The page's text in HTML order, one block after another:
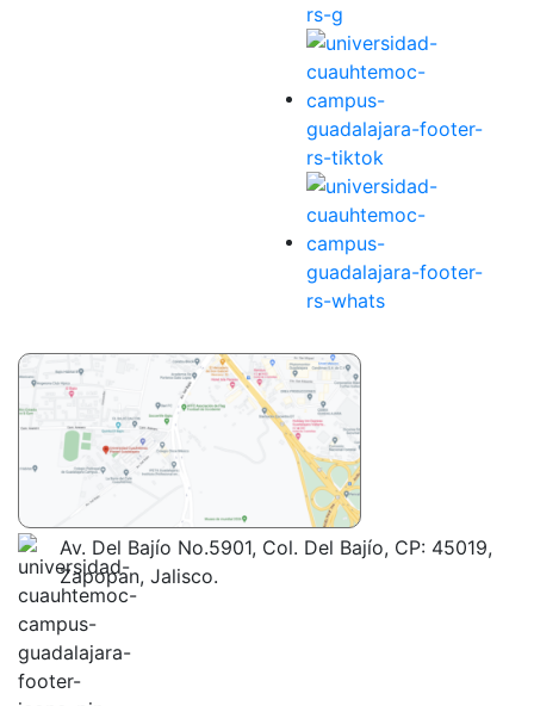
Av. Del Bajío No.5901, Col. Del Bajío, CP: 45019,
Zapopan, Jalisco.